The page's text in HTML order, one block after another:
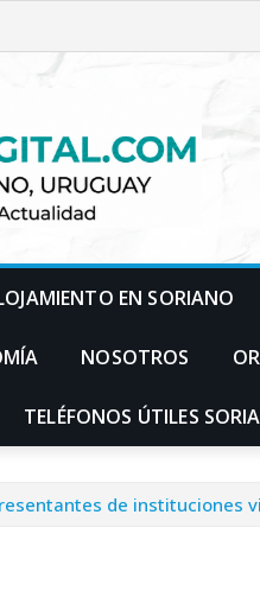
EN SORIANO
NOSOTROS
TELÉFONOS ÚTILES
de instituciones